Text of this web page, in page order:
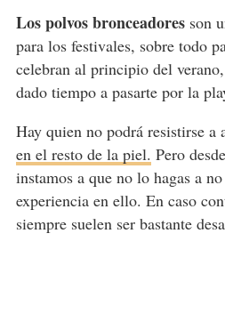
Los polvos bronceadoresson
para los festivales, sobre todo
celebran al principio del
dado tiempo a pasarte por la
Hay quien no podrá resistirse a
en el resto de la piel. Pero
instamos a que no lo hagas a
experiencia en ello. En caso
siempre suelen ser bastante